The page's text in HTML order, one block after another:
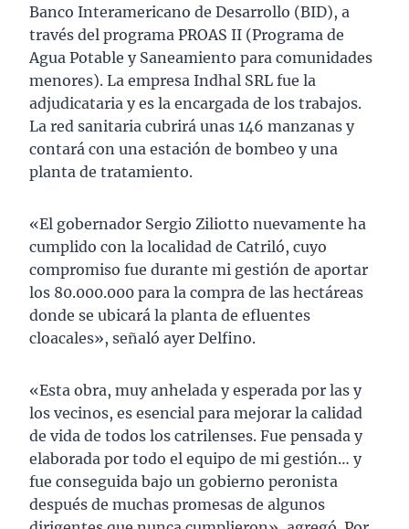
Banco Interamericano de Desarrollo (BID), a
través del programa PROAS II (Programa de
Agua Potable y Saneamiento para comunidades
menores). La empresa Indhal SRL fue la
adjudicataria y es la encargada de los trabajos.
La red sanitaria cubrirá unas 146 manzanas y
contará con una estación de bombeo y una
planta de tratamiento.
«El gobernador Sergio Ziliotto nuevamente ha
cumplido con la localidad de Catriló, cuyo
compromiso fue durante mi gestión de aportar
los 80.000.000 para la compra de las hectáreas
donde se ubicará la planta de efluentes
cloacales», señaló ayer Delfino.
«Esta obra, muy anhelada y esperada por las y
los vecinos, es esencial para mejorar la calidad
de vida de todos los catrilenses. Fue pensada y
elaborada por todo el equipo de mi gestión… y
fue conseguida bajo un gobierno peronista
después de muchas promesas de algunos